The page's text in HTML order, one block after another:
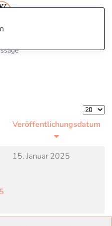
Veröffentlichungsdatum
15. Januar 2025